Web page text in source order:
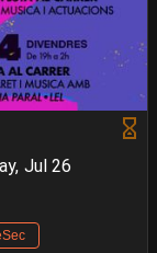
Jul 26